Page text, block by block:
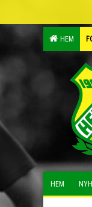
HEM
HEM